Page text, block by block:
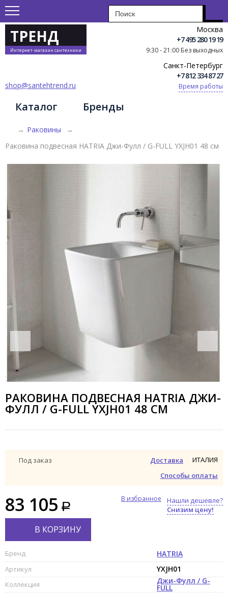
ТРЕНД
Интернет-магазин сантехники
Москва
+7 495 280 19 19
9:30 - 21:00 Без выходных
Санкт-Петербург
+7 812 334 87 27
Время работы
shop@santehtrend.ru
Каталог Бренды
→ Раковины
→
Раковина подвесная HATRIA Джи-Фулл / G-FULL YXJH01 48 см
РАКОВИНА ПОДВЕСНАЯ HATRIA ДЖИ-
ФУЛЛ / G-FULL YXJH01 48 СМ
Под заказ
Доставка
Способы оплаты
ИТАЛИЯ
83 105
Нашли дешевле?
Снизим цену!
В избранное
В КОРЗИНУ
Бренд HATRIA
Артикул YXJH01
Коллекция Джи-Фулл / G-
FULL